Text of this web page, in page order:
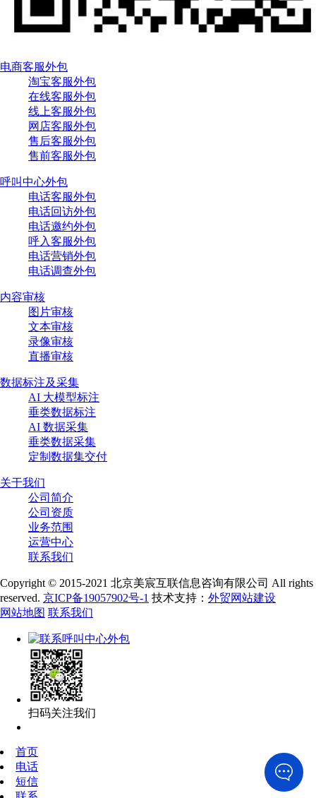
电商客服外包
淘宝客服外包
在线客服外包
线上客服外包
网店客服外包
售后客服外包
售前客服外包
呼叫中心外包
电话客服外包
电话回访外包
电话邀约外包
呼入客服外包
电话营销外包
电话调查外包
内容审核
图片审核
文本审核
录像审核
直播审核
数据标注及采集
AI 大模型标注
垂类数据标注
AI 数据采集
垂类数据采集
定制数据集交付
关于我们
公司简介
公司资质
业务范围
运营中心
联系我们
Copyright © 2015-2021 北京美宸互联信息咨询有限公司 All rights
reserved. 京ICP备19057902号-1 技术支持： 外贸网站建设
网站地图 联系我们
扫码关注我们
首页
电话
短信